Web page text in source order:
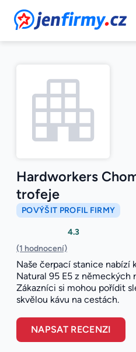
JenFirmy.cz
Hardworkers
trofeje
POVÝŠIT PROFIL FIRMY
4.3
(1 hodnocení)
Naše čerpací stanice nabízí
Natural 95 E5 z německých
Zákazníci si mohou pořídit
skvělou kávu na cestách.
NAPSAT RECENZI